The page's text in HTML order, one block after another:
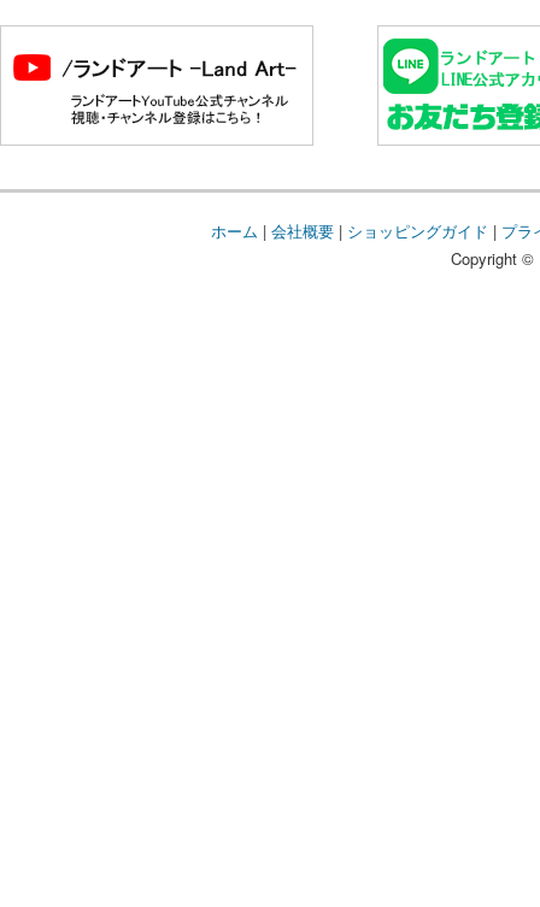
ホーム | 会社概要| ショッピングガイド | プラ
Copyright ©